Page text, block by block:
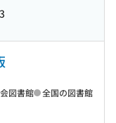
図書館 全国の図書館